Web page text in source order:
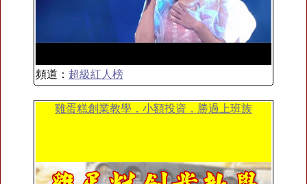
頻道： 超級紅人榜
雞蛋糕創業教學，小額投資，勝過上班族